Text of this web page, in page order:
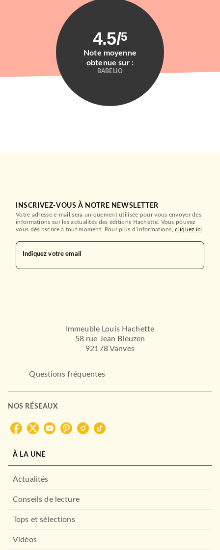
ROMANS ET NOUVELLES DE GENRE
La Guerre des Âmes, T1 :
4.5/5
Note moyenne
obtenue sur :
BABELIO
INSCRIVEZ-VOUS À NOTRE NEWSLETTER
Votre adresse e-mail sera uniquement utilisée pour vous envoyer des
informations sur les actualités des éditions Hachette. Vous pouvez
vous désinscrire à tout moment. Pour plus d’informations,cliquez ici
Indiquez votre email
Immeuble Louis Hachette
58 rue Jean Bleuzen
92178 Vanves
Questions fréquentes
NOS RÉSEAUX
À LA UNE
Actualités
Conseils de lecture
Tops et sélections
Vidéos